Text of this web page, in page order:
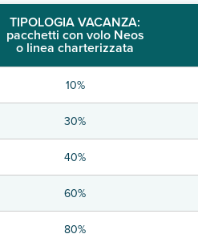
TIPOLOGIA VACANZA:
pacchetti con volo Neos
o linea charterizzata
10%
30%
40%
60%
80%